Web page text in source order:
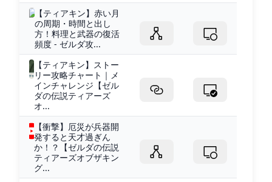
【ティアキン】赤い月
の周期・時間と出し
方！料理と武器の復活
頻度 - ゼルダ攻...
【ティアキン】ストー
リー攻略チャート｜メ
インチャレンジ【ゼル
ダの伝説ティアーズ
オ...
【衝撃】厄災が兵器開
発すると天才過ぎん
か！？【ゼルダの伝説
ティアーズオブザキン
グ...